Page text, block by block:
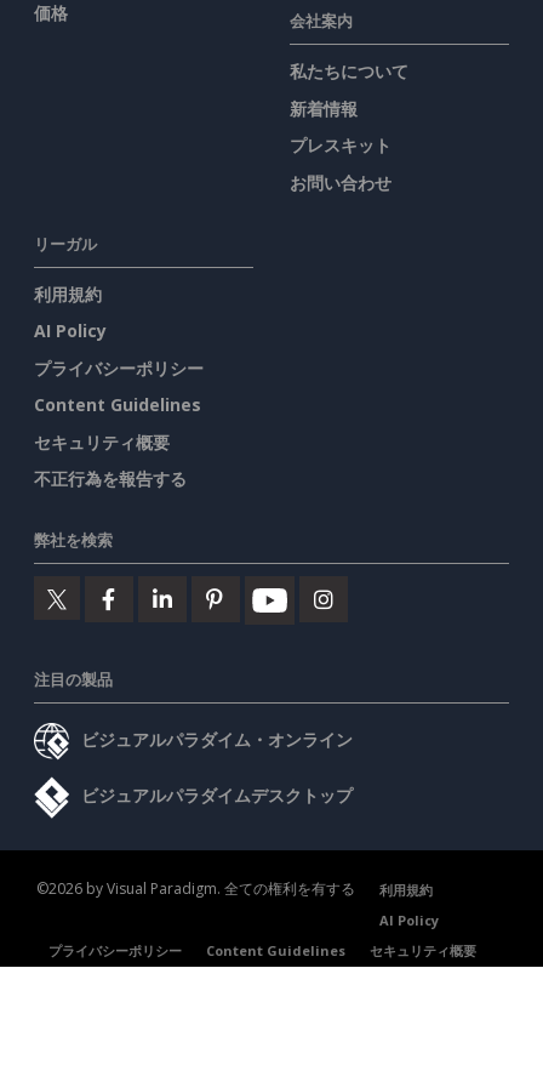
価格
会社案内
私たちについて
新着情報
プレスキット
お問い合わせ
リーガル
利用規約
AI Policy
プライバシーポリシー
Content Guidelines
セキュリティ概要
不正行為を報告する
弊社を検索
注目の製品
ビジュアルパラダイム・オンライン
ビジュアルパラダイムデスクトップ
©2026 by Visual Paradigm. 全ての権利を有する
利用規約
AI Policy
プライバシーポリシー
Content Guidelines セキュリティ概要